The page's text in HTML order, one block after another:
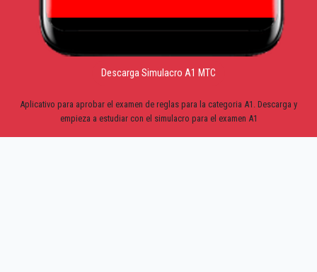
Descarga Simulacro A1 MTC
Aplicativo para aprobar el examen de reglas para la categoria A1. Descarga y
empieza a estudiar con el simulacro para el examen A1